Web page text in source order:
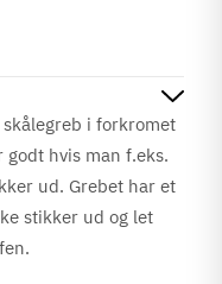
i forkromet
hvis man f.eks.
ud. Grebet har et
stikker ud og let